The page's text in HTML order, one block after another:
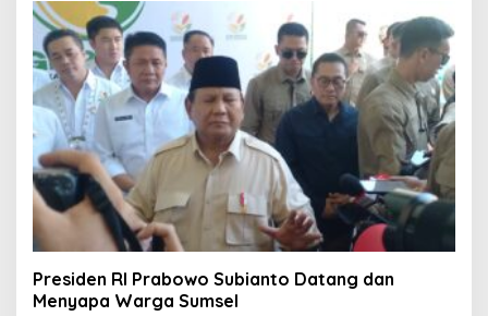
Presiden RI Prabowo Subianto Datang dan
Menyapa Warga Sumsel